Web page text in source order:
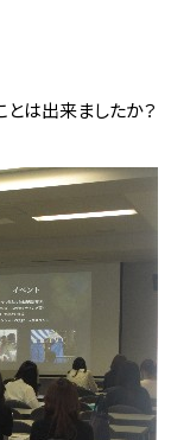
とは出来ましたか？